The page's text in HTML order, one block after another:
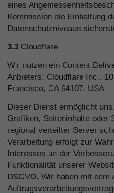
eines
Kommission die Einhaltung
Datenschutzniveaus
3.3 Cloudflare
Wir nutzen ein Content
Anbieters: Cloudflare Inc.,
Francisco, CA 94107, USA
Dieser Dienst ermöglicht
Grafiken, Seiteninhalte oder
regional verteilter Server
Verarbeitung erfolgt zur
Interesses an der
Funktionalität unserer
DSGVO. Wir haben mit dem